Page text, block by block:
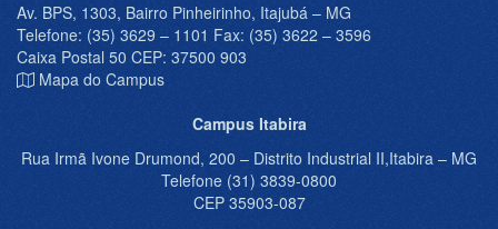
Av. BPS, 1303, Bairro Pinheirinho, Itajubá – MG
Telefone: (35) 3629 – 1101 Fax: (35) 3622 – 3596
Caixa Postal 50 CEP: 37500 903
Mapa do Campus
Campus Itabira
Rua Irmã Ivone Drumond, 200 – Distrito Industrial II,Itabira – MG
Telefone (31) 3839-0800
CEP 35903-087